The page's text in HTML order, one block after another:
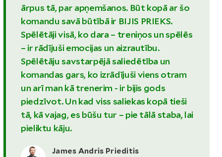
ārpus tā, par apņemšanos. Būt kopā ar šo
komandu savā būtībā ir BIJIS PRIEKS.
Spēlētāji visā, ko dara – treniņos un spēlēs
– ir rādījuši emocijas un aizrautību.
Spēlētāju savstarpējā saliedētība un
komandas gars, ko izrādījuši viens otram
un arī man kā trenerim - ir bijis gods
piedzīvot. Un kad viss saliekas kopā tieši
tā, kā vajag, es būšu tur – pie tālā staba, lai
pieliktu kāju.
James Andris Prieditis